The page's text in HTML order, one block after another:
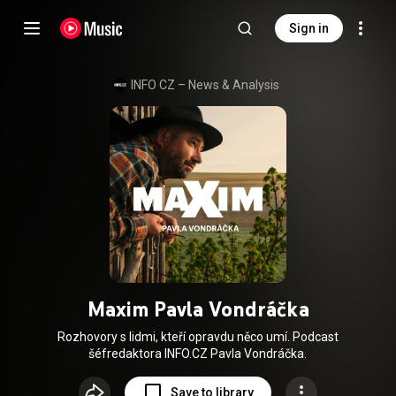
Sign in
INFO CZ – News & Analysis
Maxim Pavla Vondráčka
Rozhovory s lidmi, kteří opravdu něco umí. Podcast
šéfredaktora INFO.CZ Pavla Vondráčka.
Save to library